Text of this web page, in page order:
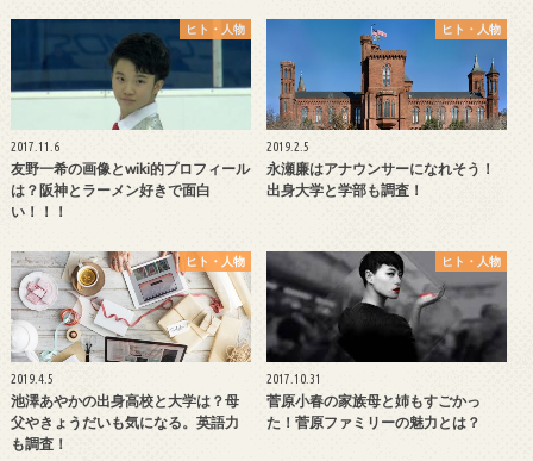
ヒト・人物
2017.11.6
友野一希の画像とwiki的プロフィール
は？阪神とラーメン好きで面白
い！！！
ヒト・人物
2019.2.5
永瀬廉はアナウンサーになれそう！
出身大学と学部も調査！
ヒト・人物
2019.4.5
池澤あやかの出身高校と大学は？母
父やきょうだいも気になる。英語力
も調査！
ヒト・人物
2017.10.31
菅原小春の家族母と姉もすごかっ
た！菅原ファミリーの魅力とは？